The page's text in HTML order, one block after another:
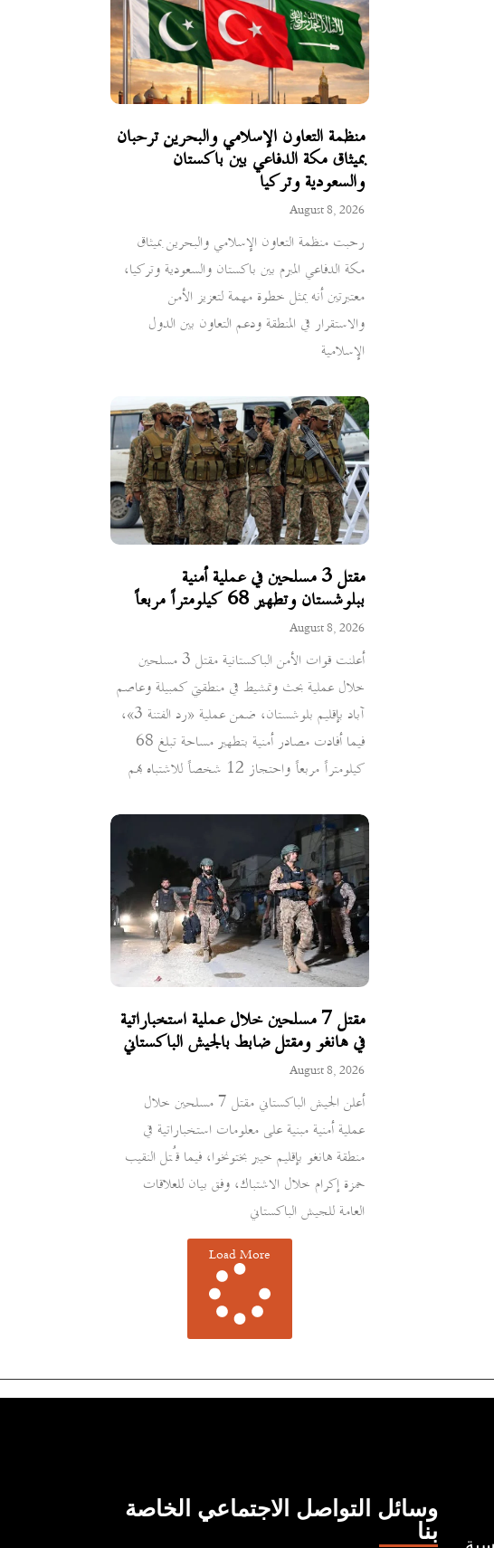
منظمة التعاون الإسلامي والبحرين ترحبان
بميثاق مكة الدفاعي بين باكستان
والسعودية وتركيا
August 8, 2026
رحبت منظمة التعاون الإسلامي والبحرين بميثاق
مكة الدفاعي المبرم بين باكستان والسعودية وتركيا،
معتبرتين أنه يمثل خطوة مهمة لتعزيز الأمن
والاستقرار في المنطقة ودعم التعاون بين الدول
الإسلامية
مقتل 3 مسلحين في عملية أمنية
ببلوشستان وتطهير 68 كيلومتراً مربعاً
August 8, 2026
أعلنت قوات الأمن الباكستانية مقتل 3 مسلحين
خلال عملية بحث وتمشيط في منطقتي كمبيلة وعاصم
آباد بإقليم بلوشستان، ضمن عملية «رد الفتنة 3»،
فيما أفادت مصادر أمنية بتطهير مساحة تبلغ 68
كيلومتراً مربعاً واحتجاز 12 شخصاً للاشتباه بهم
مقتل 7 مسلحين خلال عملية استخباراتية
في هانغو ومقتل ضابط بالجيش الباكستاني
August 8, 2026
أعلن الجيش الباكستاني مقتل 7 مسلحين خلال
عملية أمنية مبنية على معلومات استخباراتية في
منطقة هانغو بإقليم خيبر بختونخوا، فيما قُتل النقيب
حمزة إكرام خلال الاشتباك، وفق بيان للعلاقات
العامة للجيش الباكستاني
Load More
وسائل التواصل الاجتماعي الخاصة
بنا